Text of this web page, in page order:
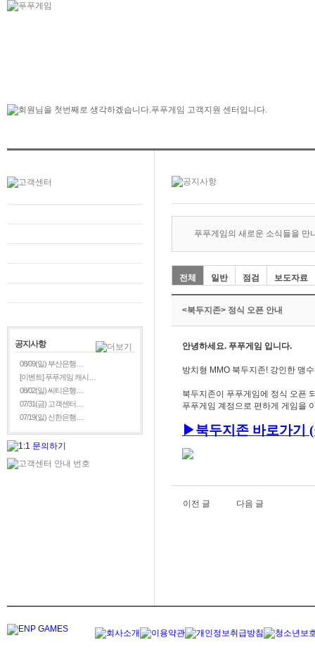
공지사항
08/09(일) 부산은행…
[이벤트] 푸푸게임 캐시…
08/02(일) 씨티은행…
07/31(금) 고객센터…
07/19(일) 신한은행…
푸푸게임의 새로운 소식들을 만
전체 일반 점검 보도자료
<북두지존> 정식 오픈 안내
안녕하세요. 푸푸게임 입니다.
방치형 MMO 북두지존! 강인한 맹
북두지존이 푸푸게임에 정식 오픈
푸푸게임 계정으로 편하게 게임을
▶북두지존 바로가기
이전 글 다음 글